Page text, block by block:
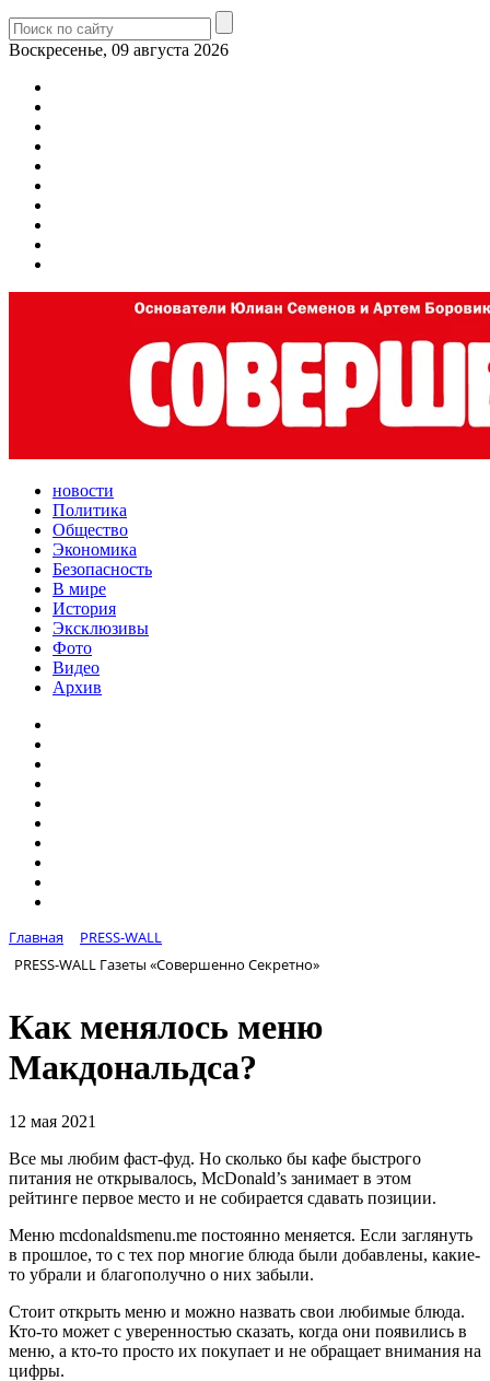
Воскресенье, 09 августа 2026
новости
Политика
Общество
Экономика
Безопасность
В мире
История
Эксклюзивы
Фото
Видео
Архив
Главная
PRESS-WALL
PRESS-WALL Газеты «Совершенно Секретно»
Как менялось меню
Макдональдса?
12 мая 2021
Все мы любим фаст-фуд. Но сколько бы кафе быстрого
питания не открывалось, McDonald’s занимает в этом
рейтинге первое место и не собирается сдавать позиции.
Меню mcdonaldsmenu.me постоянно меняется. Если заглянуть
в прошлое, то с тех пор многие блюда были добавлены, какие-
то убрали и благополучно о них забыли.
Стоит открыть меню и можно назвать свои любимые блюда.
Кто-то может с уверенностью сказать, когда они появились в
меню, а кто-то просто их покупает и не обращает внимания на
цифры.